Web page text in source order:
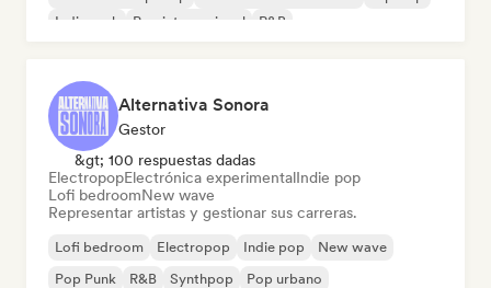
Indie rock
Pop internacional R&B
Alternativa Sonora
Gestor
&gt; 100 respuestas dadas
ElectropopElectrónica experimentalIndie pop
Lofi bedroomNew wave
Representar artistas y gestionar sus carreras.
Lofi bedroom Electropop Indie pop
New wave
Pop Punk
R&B Synthpop Pop urbano